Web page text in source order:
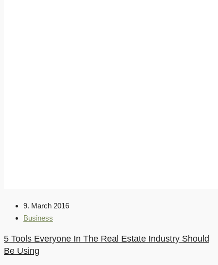
9. March 2016
Business
5 Tools Everyone In The Real Estate Industry Should
Be Using